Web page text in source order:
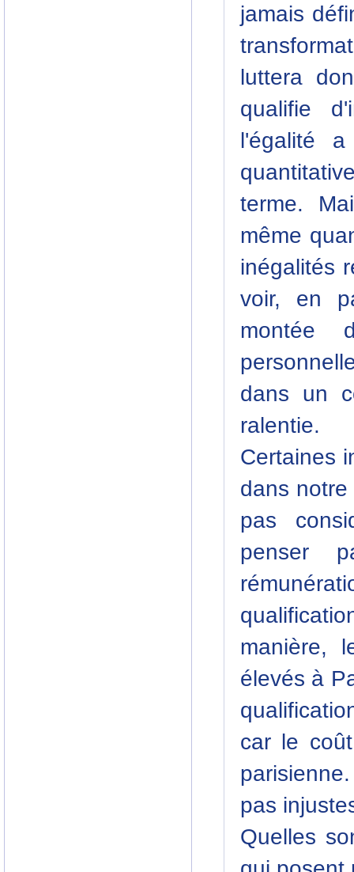
jamais
luttera
qualifie
l'égalité a
terme.
même
inégalités
voir, en
montée
dans un
ralentie.
Certaines
dans
pas
penser
manière,
élevés à
car le
pas
Quelles